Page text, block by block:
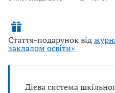
Стаття-подарунок від
закладом освіти»
Дієва система